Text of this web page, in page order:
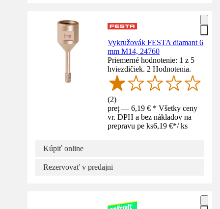
Vykružovák FESTA diamant 6
mm M14, 24760
Priemerné hodnotenie: 1 z 5
hviezdičiek. 2 Hodnotenia.
(2)
preț — 6,19 € * Všetky ceny
vr. DPH a bez nákladov na
prepravu pe ks6,19 €*/ ks
Kúpiť online
Rezervovať v predajni